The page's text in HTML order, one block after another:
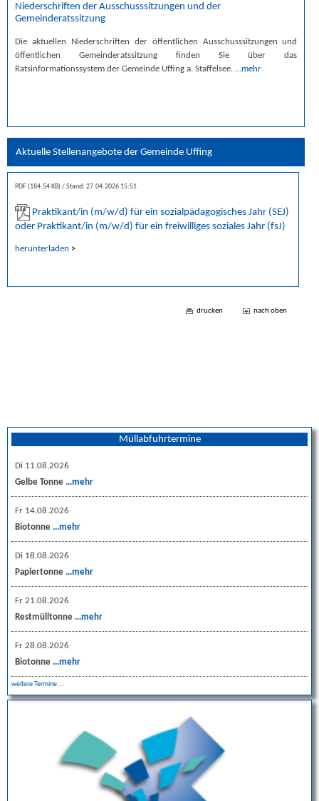
Niederschriften der Ausschusssitzungen und der
Gemeinderatssitzung
Die aktuellen Niederschriften der öffentlichen Ausschusssitzungen und
öffentlichen Gemeinderatssitzung finden Sie über das
Ratsinformationssystem der Gemeinde Uffing a. Staffelsee. …mehr
Aktuelle Stellenangebote der Gemeinde Uffing
PDF (184.54 KB) Stand: 27.04.2026 15:51
Praktikant/in (m/w/d) für ein sozialpädagogisches Jahr (SEJ)
oder Praktikant/in (m/w/d) für ein freiwilliges soziales Jahr (fsJ)
herunterladen >
drucken nach oben
Müllabfuhrtermine
Di 11.08.2026
Gelbe Tonne ...mehr
Fr 14.08.2026
Biotonne ...mehr
Di 18.08.2026
Papiertonne ...mehr
Fr 21.08.2026
Restmülltonne ...mehr
Fr 28.08.2026
Biotonne ...mehr
weitere Termine ...